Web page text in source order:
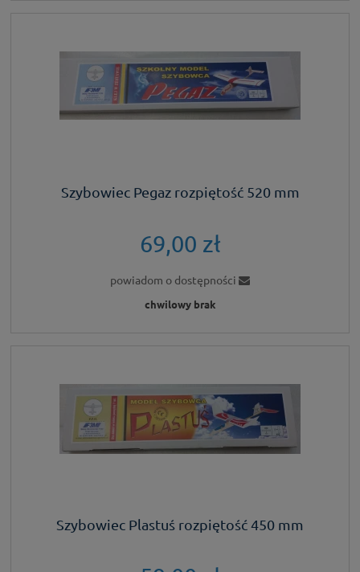
Szybowiec Pegaz rozpiętość 520 mm
69,00 zł
powiadom o dostępności
chwilowy brak
Szybowiec Plastuś rozpiętość 450 mm